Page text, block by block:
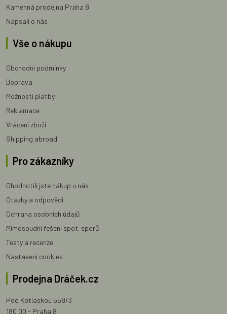
Kamenná prodejna Praha 8
Napsali o nás
Vše o nákupu
Obchodní podmínky
Doprava
Možnosti platby
Reklamace
Vrácení zboží
Shipping abroad
Pro zákazníky
Ohodnotili jste nákup u nás
Otázky a odpovědi
Ochrana osobních údajů
Mimosoudní řešení spot. sporů
Testy a recenze
Nastavení cookies
Prodejna Dráček.cz
Pod Kotlaskou 558/3
180 00 - Praha 8